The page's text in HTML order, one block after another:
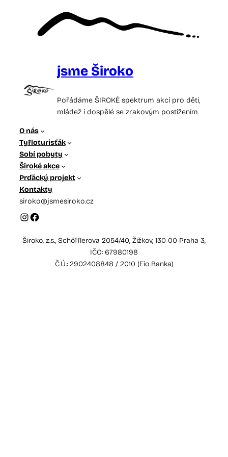
jsme Široko
Pořádáme ŠIROKÉ spektrum akcí pro děti,
mládež i dospělé se zrakovým postižením.
O nás
Tyfloturisťák
Sobí pobyty
Široké akce
Prďácký projekt
Kontakty
siroko@jsmesiroko.cz
Instagram Facebook
Široko, z.s., Schöfflerova 2054/40, Žižkov, 130 00 Praha 3,
IČO: 67980198
Č.Ú.: 2902408848 / 2010 (Fio Banka)